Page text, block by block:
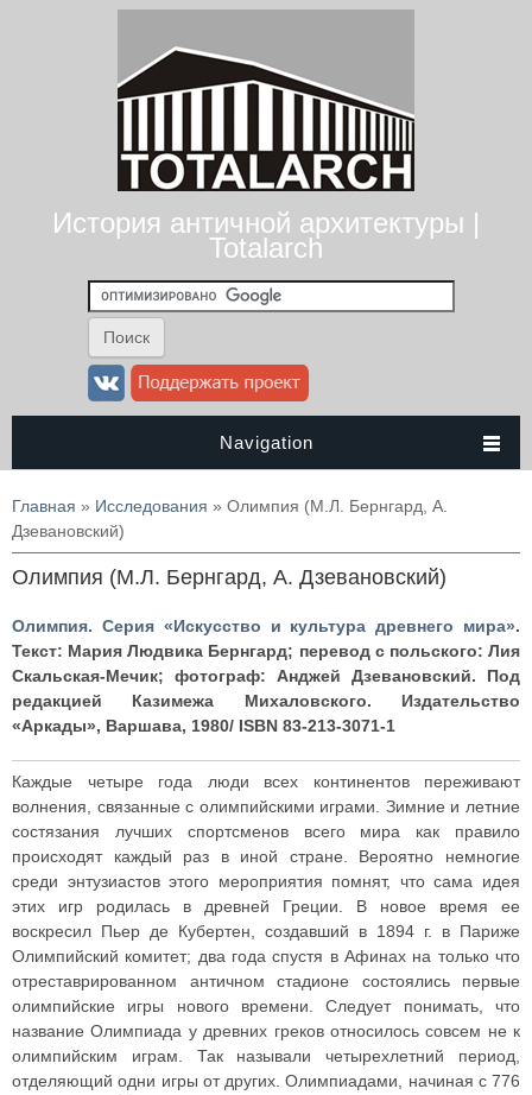
История античной архитектуры |
Totalarch
Navigation
Вы здесь
Главная » Исследования » Олимпия (М.Л. Бернгард, А.
Дзевановский)
Олимпия (М.Л. Бернгард, А. Дзевановский)
Олимпия. Серия «Искусство и культура древнего мира».
Текст: Мария Людвика Бернгард; перевод с польского: Лия
Скальская-Мечик; фотограф: Анджей Дзевановский. Под
редакцией Казимежа Михаловского. Издательство
«Аркады», Варшава, 1980/ ISBN 83-213-3071-1
Каждые четыре года люди всех континентов переживают
волнения, связанные с олимпийскими играми. Зимние и летние
состязания лучших спортсменов всего мира как правило
происходят каждый раз в иной стране. Вероятно немногие
среди энтузиастов этого мероприятия помнят, что сама идея
этих игр родилась в древней Греции. В новое время ее
воскресил Пьер де Кубертен, создавший в 1894 г. в Париже
Олимпийский комитет; два года спустя в Афинах на только что
отреставрированном античном стадионе состоялись первые
олимпийские игры нового времени. Следует понимать, что
название Олимпиада у древних греков относилось совсем не к
олимпийским играм. Так называли четырехлетний период,
отделяющий одни игры от других. Олимпиадами, начиная с 776